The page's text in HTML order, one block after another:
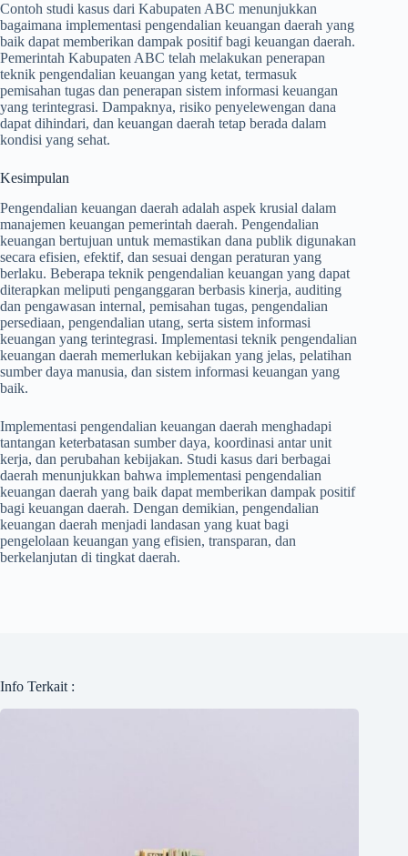
Contoh studi kasus dari Kabupaten ABC menunjukkan
bagaimana implementasi pengendalian keuangan daerah yang
baik dapat memberikan dampak positif bagi keuangan daerah.
Pemerintah Kabupaten ABC telah melakukan penerapan
teknik pengendalian keuangan yang ketat, termasuk
pemisahan tugas dan penerapan sistem informasi keuangan
yang terintegrasi. Dampaknya, risiko penyelewengan dana
dapat dihindari, dan keuangan daerah tetap berada dalam
kondisi yang sehat.
Kesimpulan
Pengendalian keuangan daerah adalah aspek krusial dalam
manajemen keuangan pemerintah daerah. Pengendalian
keuangan bertujuan untuk memastikan dana publik digunakan
secara efisien, efektif, dan sesuai dengan peraturan yang
berlaku. Beberapa teknik pengendalian keuangan yang dapat
diterapkan meliputi penganggaran berbasis kinerja, auditing
dan pengawasan internal, pemisahan tugas, pengendalian
persediaan, pengendalian utang, serta sistem informasi
keuangan yang terintegrasi. Implementasi teknik pengendalian
keuangan daerah memerlukan kebijakan yang jelas, pelatihan
sumber daya manusia, dan sistem informasi keuangan yang
baik.
Implementasi pengendalian keuangan daerah menghadapi
tantangan keterbatasan sumber daya, koordinasi antar unit
kerja, dan perubahan kebijakan. Studi kasus dari berbagai
daerah menunjukkan bahwa implementasi pengendalian
keuangan daerah yang baik dapat memberikan dampak positif
bagi keuangan daerah. Dengan demikian, pengendalian
keuangan daerah menjadi landasan yang kuat bagi
pengelolaan keuangan yang efisien, transparan, dan
berkelanjutan di tingkat daerah.
Info Terkait :